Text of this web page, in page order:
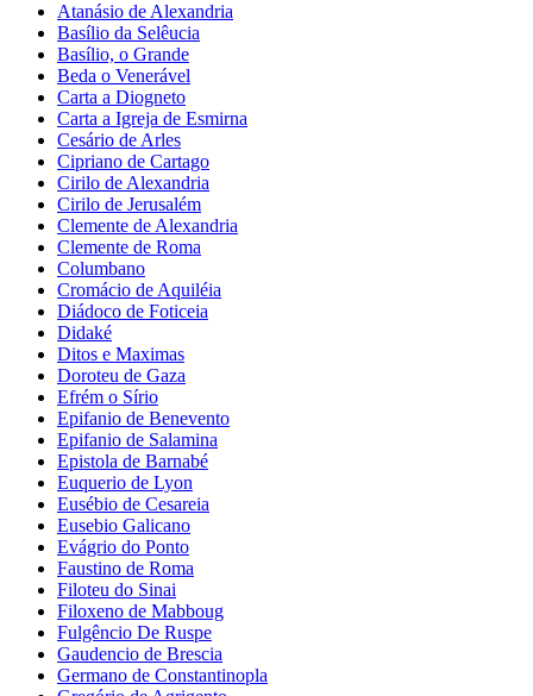
Atanásio de Alexandria
Basílio da Selêucia
Basílio, o Grande
Beda o Venerável
Carta a Diogneto
Carta a Igreja de Esmirna
Cesário de Arles
Cipriano de Cartago
Cirilo de Alexandria
Cirilo de Jerusalém
Clemente de Alexandria
Clemente de Roma
Columbano
Cromácio de Aquiléia
Diádoco de Foticeia
Didaké
Ditos e Maximas
Doroteu de Gaza
Efrém o Sírio
Epifanio de Benevento
Epifanio de Salamina
Epistola de Barnabé
Euquerio de Lyon
Eusébio de Cesareia
Eusebio Galicano
Evágrio do Ponto
Faustino de Roma
Filoteu do Sinai
Filoxeno de Mabboug
Fulgêncio De Ruspe
Gaudencio de Brescia
Germano de Constantinopla